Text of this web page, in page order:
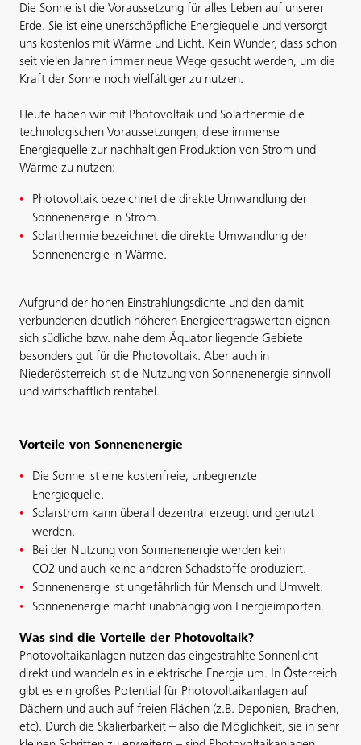
Die Sonne ist die Voraussetzung für alles Leben auf unserer
Erde. Sie ist eine unerschöpfliche Energiequelle und versorgt
uns kostenlos mit Wärme und Licht. Kein Wunder, dass schon
seit vielen Jahren immer neue Wege gesucht werden, um die
Kraft der Sonne noch vielfältiger zu nutzen.
Heute haben wir mit Photovoltaik und Solarthermie die
technologischen Voraussetzungen, diese immense
Energiequelle zur nachhaltigen Produktion von Strom und
Wärme zu nutzen:
Photovoltaik bezeichnet die direkte Umwandlung der
Sonnenenergie in Strom.
Solarthermie bezeichnet die direkte Umwandlung der
Sonnenenergie in Wärme.
Aufgrund der hohen Einstrahlungsdichte und den damit
verbundenen deutlich höheren Energieertragswerten eignen
sich südliche bzw. nahe dem Äquator liegende Gebiete
besonders gut für die Photovoltaik. Aber auch in
Niederösterreich ist die Nutzung von Sonnenenergie sinnvoll
und wirtschaftlich rentabel.
Vorteile von Sonnenenergie
Die Sonne ist eine kostenfreie, unbegrenzte
Energiequelle.
Solarstrom kann überall dezentral erzeugt und genutzt
werden.
Bei der Nutzung von Sonnenenergie werden kein
CO2 und auch keine anderen Schadstoffe produziert.
Sonnenenergie ist ungefährlich für Mensch und Umwelt.
Sonnenenergie macht unabhängig von Energieimporten.
Was sind die Vorteile der Photovoltaik?
Photovoltaikanlagen nutzen das eingestrahlte Sonnenlicht
direkt und wandeln es in elektrische Energie um. In Österreich
gibt es ein großes Potential für Photovoltaikanlagen auf
Dächern und auch auf freien Flächen (z.B. Deponien, Brachen,
etc). Durch die Skalierbarkeit – also die Möglichkeit, sie in sehr